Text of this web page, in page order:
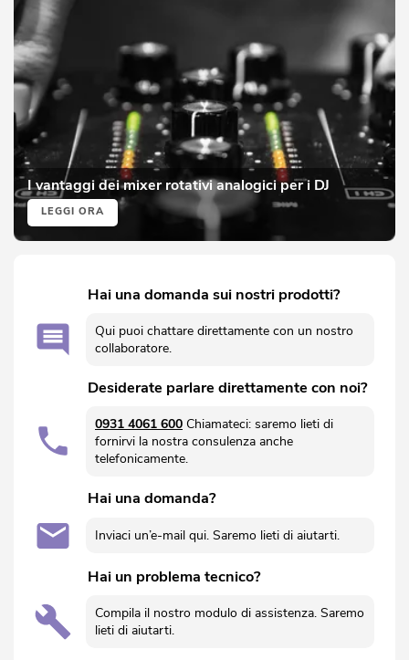
I vantaggi dei mixer rotativi analogici per i DJ
LEGGI ORA
Hai una domanda sui nostri prodotti?
Qui puoi chattare direttamente con un nostro
collaboratore.
Desiderate parlare direttamente con noi?
0931 4061 600 Chiamateci: saremo lieti di
fornirvi la nostra consulenza anche
telefonicamente.
Hai una domanda?
Inviaci un’e-mail qui. Saremo lieti di aiutarti.
Hai un problema tecnico?
Compila il nostro modulo di assistenza. Saremo
lieti di aiutarti.